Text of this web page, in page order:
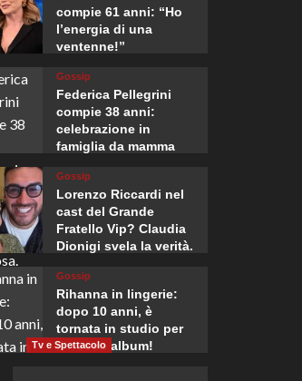
Anthony
al
compie 61 anni: “Ho
l’energia di una
ventenne!”
Gossip
Federica Pellegrini
compie 38 anni:
celebrazione in
famiglia da mamma
gioiosa.
Gossip
Lorenzo Riccardi nel
cast del Grande
Fratello Vip? Claudia
Dionigi svela la verità.
Gossip
Rihanna in lingerie:
dopo 10 anni, è
tornata in studio per
il nuovo album!
Tv e Spettacolo